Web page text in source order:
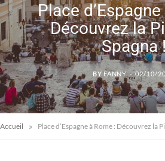
Place
Découvrez la
Spagna
BY FANNY 02/10/
Accueil » Place d’Espagne à Rome : Découvrez la